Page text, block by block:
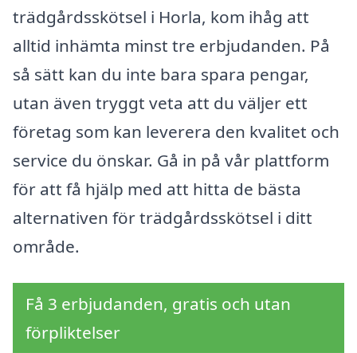
trädgårdsskötsel i Horla, kom ihåg att
alltid inhämta minst tre erbjudanden. På
så sätt kan du inte bara spara pengar,
utan även tryggt veta att du väljer ett
företag som kan leverera den kvalitet och
service du önskar. Gå in på vår plattform
för att få hjälp med att hitta de bästa
alternativen för trädgårdsskötsel i ditt
område.
Få 3 erbjudanden, gratis och utan
förpliktelser